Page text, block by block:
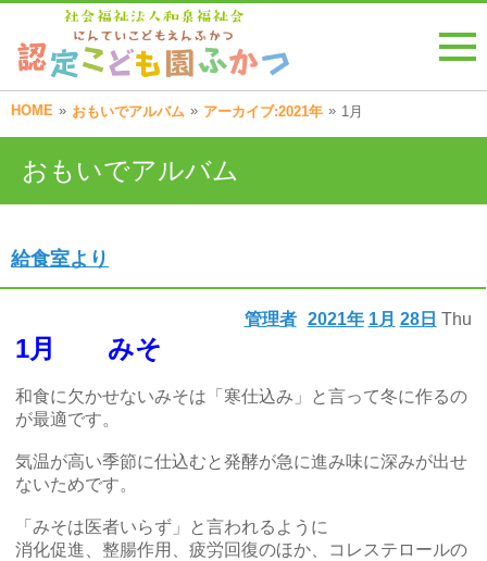
HOME » おもいでアルバム » アーカイブ:2021年 » 1月
おもいでアルバム
給食室より
2021年 1月 28日 Thu
管理者
1月 みそ
和食に欠かせないみそは「寒仕込み」と言って冬に作るの
が最適です。
気温が高い季節に仕込むと発酵が急に進み味に深みが出せ
ないためです。
「みそは医者いらず」と言われるように
消化促進、整腸作用、疲労回復のほか、コレステロールの